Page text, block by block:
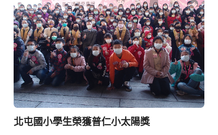
北屯國小學生榮獲普仁小太陽獎